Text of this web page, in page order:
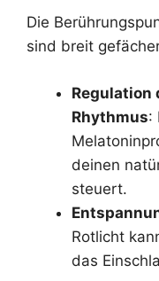
Die
sind breit
Regulation
Rhythmus:
deinen
steuert.
Rotlicht
das